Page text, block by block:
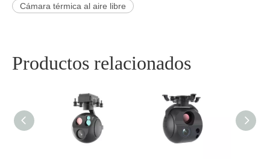
Cámara térmica al aire libre
Productos relacionados